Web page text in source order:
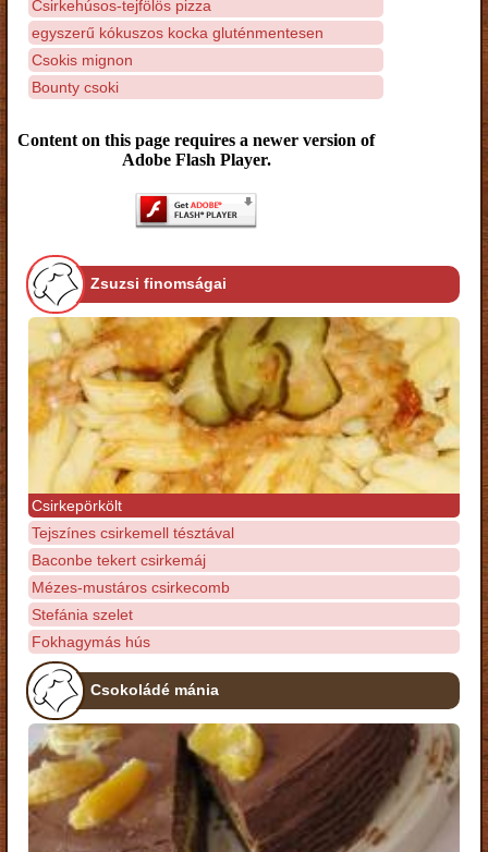
Csirkehúsos-tejfölös pizza
egyszerű kókuszos kocka gluténmentesen
Csokis mignon
Bounty csoki
Content on this page requires a newer version of
Adobe Flash Player.
Zsuzsi finomságai
Csirkepörkölt
Tejszínes csirkemell tésztával
Baconbe tekert csirkemáj
Mézes-mustáros csirkecomb
Stefánia szelet
Fokhagymás hús
Csokoládé mánia